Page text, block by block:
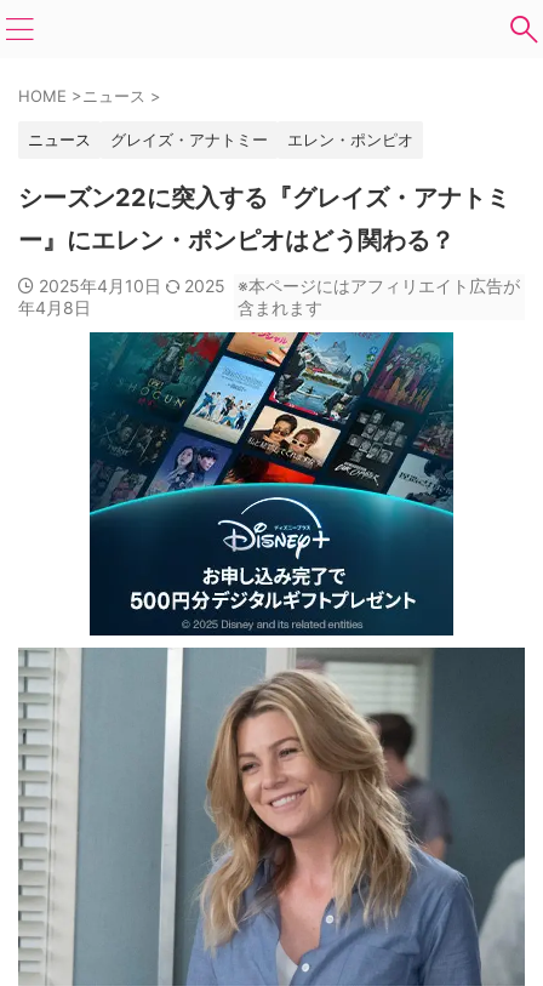
HOME >ニュース >
ニュース グレイズ・アナトミー エレン・ポンピオ
シーズン22に突入する『グレイズ・アナトミ
ー』にエレン・ポンピオはどう関わる？
2025年4月10日
2025
年4月8日
※本ページにはアフィリエイト広告が
含まれます